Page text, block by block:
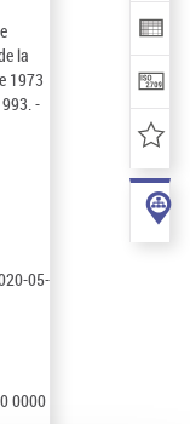
la
1973
-
05-
0000